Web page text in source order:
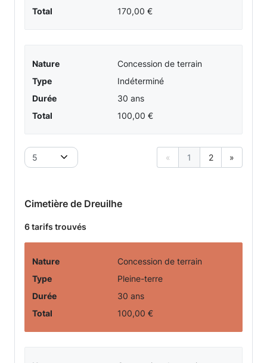
Total
170,00 €
Nature
Concession de terrain
Type
Indéterminé
Durée
30 ans
Total
100,00 €
5 « 1 2 »
Cimetière de Dreuilhe
6 tarifs trouvés
Nature
Concession de terrain
Type
Pleine-terre
Durée
30 ans
Total
100,00 €